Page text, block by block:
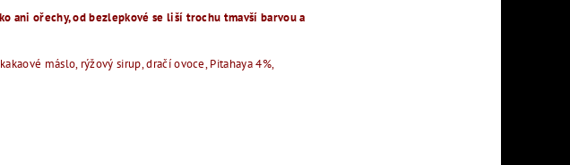
ani ořechy, od bezlepkové se liší trochu tmavší barvou a
máslo, rýžový sirup, dračí ovoce, Pitahaya 4%,